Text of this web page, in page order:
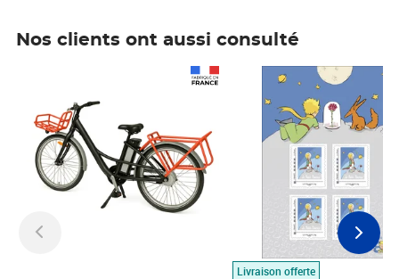
Nos clients ont aussi consulté
Livraison offerte
Prix 7,50€